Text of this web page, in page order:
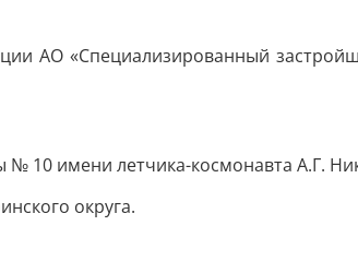
АО «Специализированный
10 имени летчика-космонавта А.Г.
округа.